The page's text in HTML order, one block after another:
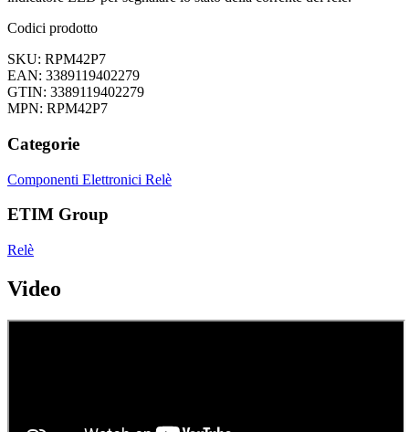
Codici prodotto
SKU: RPM42P7
EAN: 3389119402279
GTIN: 3389119402279
MPN: RPM42P7
Categorie
Componenti Elettronici Relè
ETIM Group
Relè
Video